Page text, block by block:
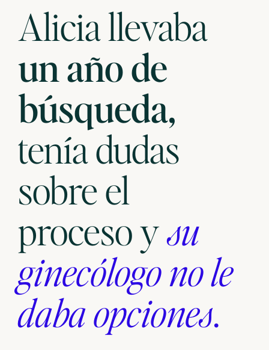
Alicia llevaba
un año de
búsqueda,
tenía dudas
sobre el
proceso ysu
ginecólogo no le
daba opciones.